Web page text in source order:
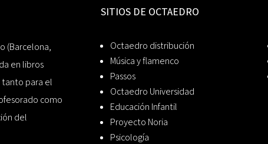
(Barcelona,
en libros
tanto para el
como
del
SITIOS DE OCTAEDRO
Octaedro distribución
Música y flamenco
Passos
Octaedro Universidad
Educación Infantil
Proyecto Noria
Psicología